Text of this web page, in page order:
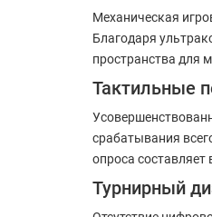
Механическая
Благодаря
пространства для
Тактильные
срабатывания
опроса составляет
Турнирный